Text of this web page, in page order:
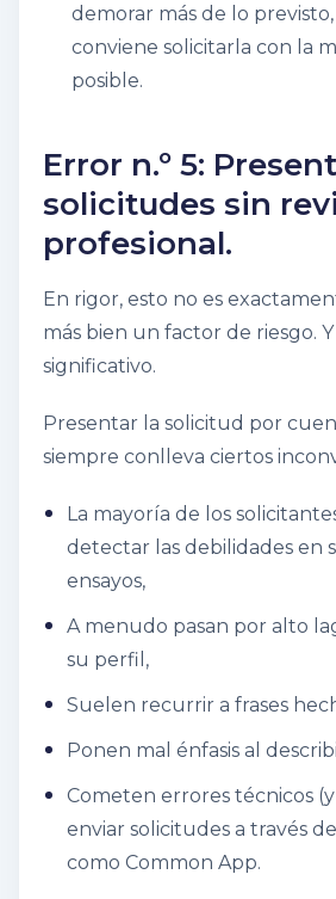
demorar más de lo
conviene solicitarla con la
posible.
Error n.º 5:
solicitudes sin
profesional.
En rigor, esto no es
más bien un factor de riesgo.
significativo.
Presentar la solicitud por
siempre conlleva ciertos
La mayoría de los
detectar las debilidades en
ensayos,
A menudo pasan por alto
su perfil,
Suelen recurrir a frases
Ponen mal énfasis al
Cometen errores técnicos (y
enviar solicitudes a través
como Common App.